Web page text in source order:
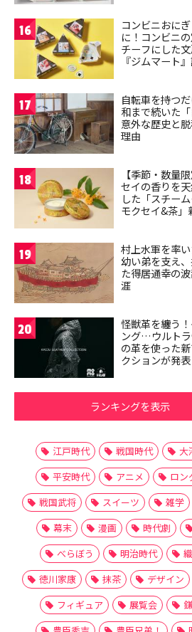
16
コンビニおに
に！コンビニ
チーフにした
『ジムマート
17
自転車を持つ
和まで続いた
意外な歴史と
理由
18
【季節・数量
セイの香りを
した「スチー
モクセイ&茶」
19
村上水軍を率
幼い弟を支え
た得居通幸の
涯
20
怪獣革を纏う
ング…ウルト
の革を使った
クションが発表
ランキングを表示
江戸時代 戦国時代
大
平安時代
アニメ
ロン
戦国武将
スイーツ 雑学
幕末
漫画 時代劇
べらぼう
明治時代
徳川家康
抹茶 デザイン
フィギュア
展覧会